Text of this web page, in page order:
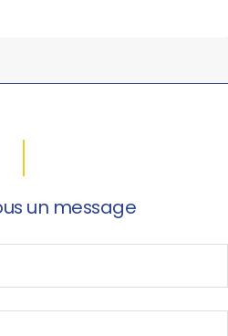
un message